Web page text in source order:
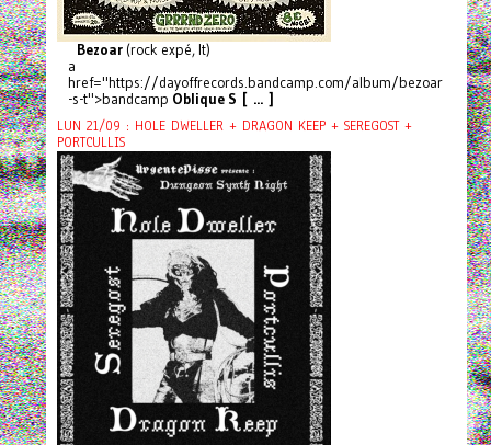
Bezoar(rock expé, It)
a
href="https://dayoffrecords.bandcamp.com/album/bezoar
-s-t">bandcamp Oblique S [ ... ]
LUN 21/09 : HOLE DWELLER + DRAGON KEEP + SEREGOST +
PORTCULLIS